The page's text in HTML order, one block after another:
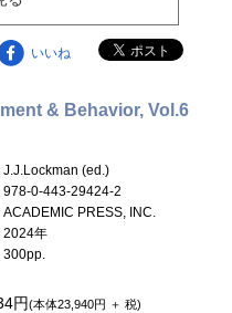
いいね
& Behavior, Vol.6
J.J.Lockman (ed.)
978-0-443-29424-2
ACADEMIC PRESS, INC.
2024年
300pp.
円(本体23,940円 ＋ 税)